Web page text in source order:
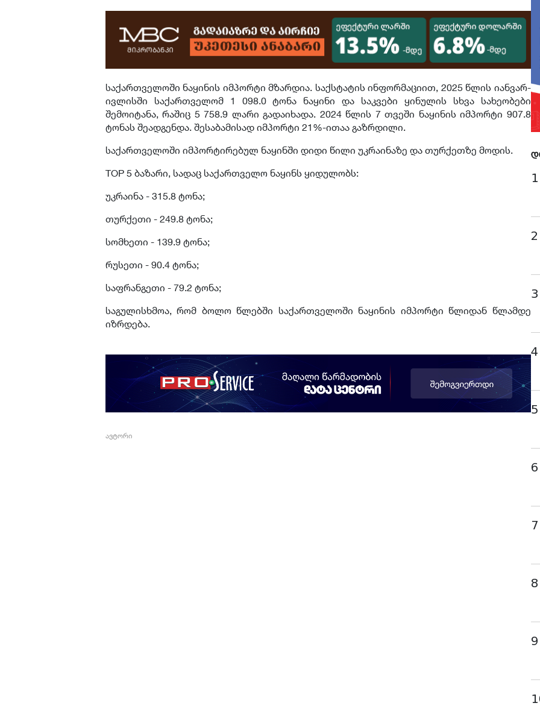
საქართველოში ნაყინის იმპორტი მზარდია. საქსტატის ინფორმაციით, 2025 წლის იანვარ-
ივლისში საქართველომ 1 098.0 ტონა ნაყინი და საკვები ყინულის სხვა სახეობები
შემოიტანა, რაშიც 5 758.9 ლარი გადაიხადა. 2024 წლის 7 თვეში ნაყინის იმპორტი 907.8
ტონას შეადგენდა. შესაბამისად იმპორტი 21%-ითაა გაზრდილი.
საქართველოში იმპორტირებულ ნაყინში დიდი წილი უკრაინაზე და თურქეთზე მოდის.
TOP 5 ბაზარი, სადაც საქართველო ნაყინს ყიდულობს:
უკრაინა - 315.8 ტონა;
თურქეთი - 249.8 ტონა;
სომხეთი - 139.9 ტონა;
რუსეთი - 90.4 ტონა;
საფრანგეთი - 79.2 ტონა;
საგულისხმოა, რომ ბოლო წლებში საქართველოში ნაყინის იმპორტი წლიდან წლამდე
იზრდება.
ავტორი
1
2
3
4
5
6
7
8
9